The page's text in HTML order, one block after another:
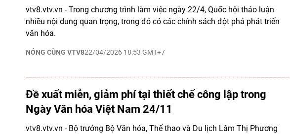
NÓNG CÙNG VTV822/04/2026 18:53 GMT+7
vtv8.vtv.vn - Trong chương trình làm việc ngày 22/4, Quốc hội thảo luận
nhiều nội dung quan trọng, trong đó có các chính sách đột phá phát triển
văn hóa.
Đề xuất miễn, giảm phí tại thiết chế công lập trong
Ngày Văn hóa Việt Nam 24/11
vtv8.vtv.vn - Bộ trưởng Bộ Văn hóa, Thể thao và Du lịch Lâm Thị Phương